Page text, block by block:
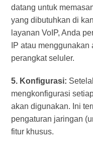
datang untuk
yang dibutuhkan di
layanan VoIP, Anda
IP atau
perangkat seluler.
5. Konfigurasi:
mengkonfigurasi
akan digunakan. Ini
pengaturan jaringan
fitur khusus.